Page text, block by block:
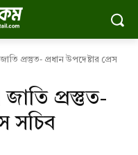
প্রস্তুত- প্রধান উপদেষ্টার প্রেস
প্রস্তুত-
সচিব